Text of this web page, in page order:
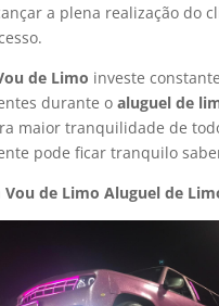
a plena realização do
de Limo investe
durante oaluguel de
maior tranquilidade de
pode ficar tranquilo
Vou de Limo Aluguel de